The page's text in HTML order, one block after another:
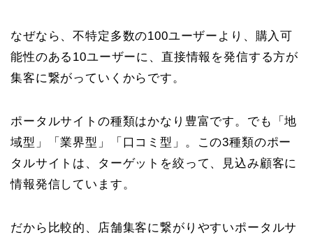
なぜなら、不特定多数の100ユーザーより、 購入可
能性のある10ユーザーに、直接情報を発信する方が
集客に繋がっていくから です。
ポータルサイトの種類はかなり豊富です。でも
「地
域型」「業界型」「口コミ型」。
この3種類のポー
タルサイトは、ターゲットを絞って、見込み顧客に
情報発信しています。
だから比較的、店舗集客に繋がりやすいポータルサ